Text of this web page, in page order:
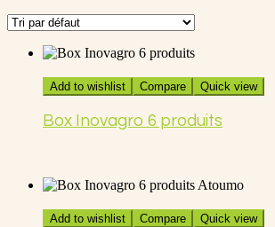
Add to wishlist Compare Quick view
Box Inovagro 6 produits
Add to wishlist Compare Quick view